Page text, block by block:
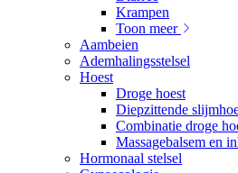
Krampen
Toon meer
Aambeien
Ademhalingsstelsel
Hoest
Droge hoest
Diepzittende
Combinatie droge
Massagebalsem en
Hormonaal stelsel